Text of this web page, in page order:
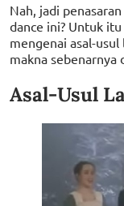
Nah, jadi
dance ini? Untuk
mengenai asal-
makna sebenarnya
Asal-Usul